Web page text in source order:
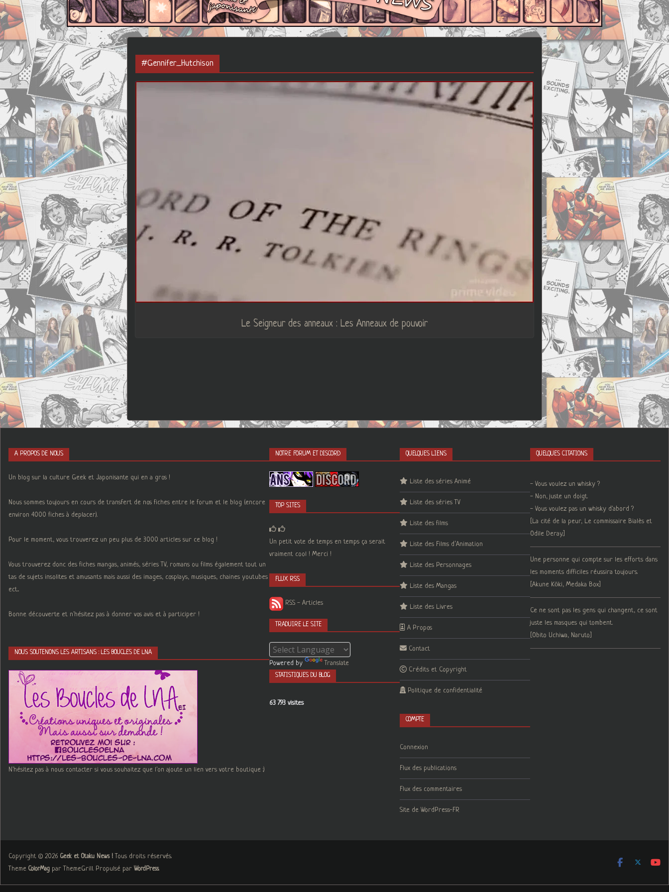
#Gennifer_Hutchison
Le Seigneur des anneaux : Les Anneaux de pouvoir
A PROPOS DE NOUS
Un blog sur la culture Geek et Japonisante qui en a gros !
Nous sommes toujours en cours de transfert de nos fiches entre le forum et le blog (encore
environ 4000 fiches à deplacer).
Pour le moment, vous trouverez un peu plus de 3000 articles sur ce blog !
Vous trouverez donc des fiches mangas, animés, séries TV, romans ou films également tout un
tas de sujets insolites et amusants mais aussi des images, cosplays, musiques, chaines youtubes
ect...
Bonne découverte et n'hésitez pas à donner vos avis et à participer !
NOUS SOUTENONS LES ARTISANS : LES BOUCLES DE LNA
N'hésitez pas à nous contacter si vous souhaitez que l'on ajoute un lien vers votre boutique :)
NOTRE FORUM ET DISCORD
TOP SITES
Un petit vote de temps en temps ça serait
vraiment cool ! Merci !
FLUX RSS
RSS - Articles
TRADUIRE LE SITE
Powered by Translate
STATISTIQUES DU BLOG
63 793 visites
QUELQUES LIENS
Liste des séries Animé
Liste des séries TV
Liste des films
Liste des Films d’Animation
Liste des Personnages
Liste des Mangas
Liste des Livres
A Propos
Contact
Crédits et Copyright
Politique de confidentialité
COMPTE
Connexion
Flux des publications
Flux des commentaires
Site de WordPress-FR
QUELQUES CITATIONS
- Vous voulez un whisky ?
- Non, juste un doigt.
- Vous voulez pas un whisky d'abord ?
[La cité de la peur, Le commissaire Bialès et
Odile Deray.]
Une personne qui compte sur les efforts dans
les moments difficiles réussira toujours.
[Akune Kōki, Medaka Box]
Ce ne sont pas les gens qui changent, ce sont
juste les masques qui tombent.
[Obito Uchiwa, Naruto]
Copyright © 2026 Geek et Otaku News !. Tous droits réservés.
Theme ColorMag par ThemeGrill. Propulsé par WordPress.